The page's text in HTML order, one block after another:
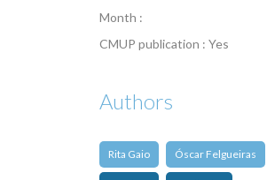
Month :
CMUP publication : Yes
Authors
Rita Gaio Óscar Felgueiras